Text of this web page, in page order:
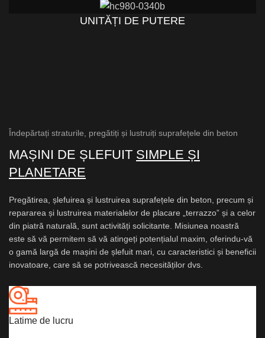
UNITĂȚI DE PUTERE
Îndepărtați straturile, pregătiți și lustruiți suprafețele din beton
MAȘINI DE ȘLEFUIT SIMPLE ȘI
PLANETARE
Pregătirea, șlefuirea și lustruirea suprafețele din beton, precum și
repararea și lustruirea materialelor de placare „terrazzo” și a celor
din piatră naturală, sunt activități solicitante. Misiunea noastră
este să vă permitem să vă atingeți potențialul maxim, oferindu-vă
o gamă largă de mașini de șlefuit mari, cu caracteristici și beneficii
inovatoare, care să se potrivească necesităților dvs.
Latime de lucru